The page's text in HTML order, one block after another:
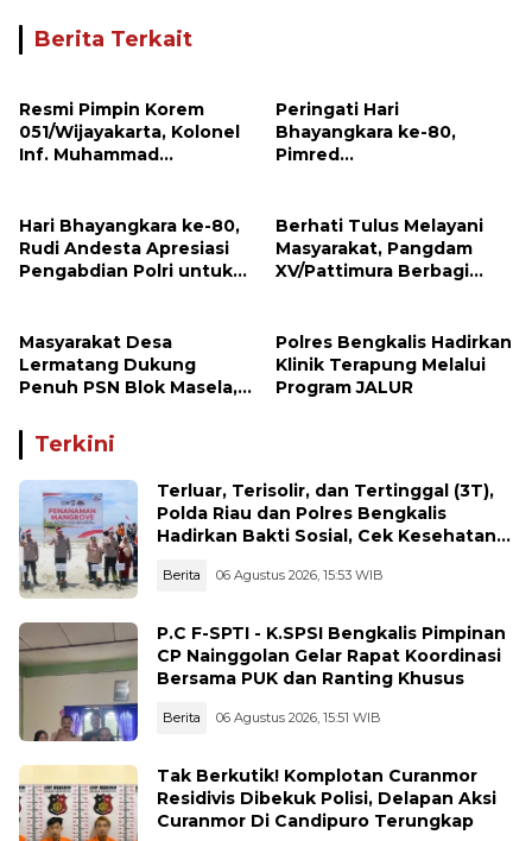
Berita Terkait
Resmi Pimpin Korem
051/Wijayakarta, Kolonel
Inf. Muhammad
Peringati Hari
Bhayangkara ke-80,
Pimred
Apresiasi dan Ucapan
Selamat kepada Kapolres
Sijunjung
Hari Bhayangkara ke-80,
Rudi Andesta Apresiasi
Pengabdian Polri untuk
Berhati Tulus Melayani
Masyarakat, Pangdam
XV/Pattimura Berbagi
Masyarakat Desa
Lermatang Dukung
Penuh PSN Blok Masela,
XV/Pattimura Terus Hadir
di Tengah Rakyat
Polres Bengkalis Hadirkan
Klinik Terapung Melalui
Program JALUR
Terkini
Terluar, Terisolir, dan Tertinggal (3T),
Polda Riau dan Polres Bengkalis
Hadirkan Bakti Sosial, Cek Kesehatan
Rupat
Berita 06 Agustus 2026, 15:53 WIB
P.C F-SPTI - K.SPSI Bengkalis Pimpinan
CP Nainggolan Gelar Rapat Koordinasi
Bersama PUK dan Ranting Khusus
Berita 06 Agustus 2026, 15:51 WIB
Tak Berkutik! Komplotan Curanmor
Residivis Dibekuk Polisi, Delapan Aksi
Curanmor Di Candipuro Terungkap